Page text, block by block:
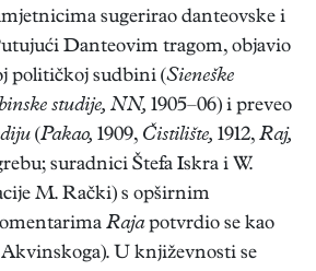
sugerirao danteovske i
Danteovim tragom, objavio
političkoj sudbini (Sieneške
studije, NN, 1905–06) i preveo
(Pakao, 1909, Čistilište, 1912, Raj,
suradnici Štefa Iskra i W.
M. Rački) s opširnim
Rajapotvrdio se kao
U književnosti se